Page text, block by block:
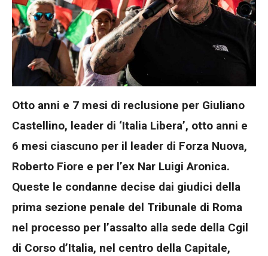
Otto anni e 7 mesi di reclusione per Giuliano
Castellino, leader di ‘Italia Libera’, otto anni e
6 mesi ciascuno per il leader di Forza Nuova,
Roberto Fiore e per l’ex Nar Luigi Aronica.
Queste le condanne decise dai giudici della
prima sezione penale del Tribunale di Roma
nel processo per l’assalto alla sede della Cgil
di Corso d’Italia, nel centro della Capitale,